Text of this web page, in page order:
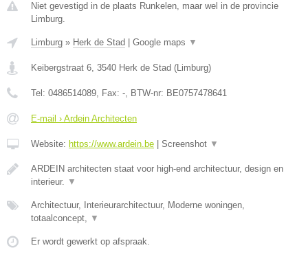
Niet gevestigd in de plaats Runkelen, maar wel in de provincie
Limburg.
Limburg » Herk de Stad Google maps ▼
Keibergstraat 6, 3540 Herk de Stad (Limburg)
Tel: 0486514089, Fax: -, BTW-nr: BE0757478641
E-mail › Ardein Architecten
Website: https://www.ardein.be Screenshot ▼
ARDEIN architecten staat voor high-end architectuur, design en
interieur. ▼
Architectuur, Interieurarchitectuur, Moderne woningen,
totaalconcept, ▼
Er wordt gewerkt op afspraak.